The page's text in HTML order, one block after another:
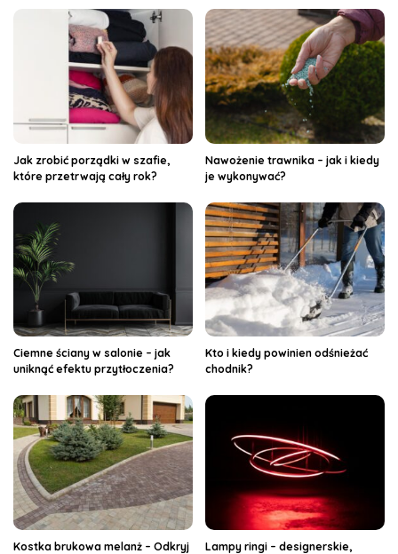
Jak zrobić porządki w szafie,
które przetrwają cały rok?
Nawożenie trawnika – jak i kiedy
je wykonywać?
Ciemne ściany w salonie – jak
uniknąć efektu przytłoczenia?
Kto i kiedy powinien odśnieżać
chodnik?
Kostka brukowa melanż – Odkryj
Lampy ringi – designerskie,